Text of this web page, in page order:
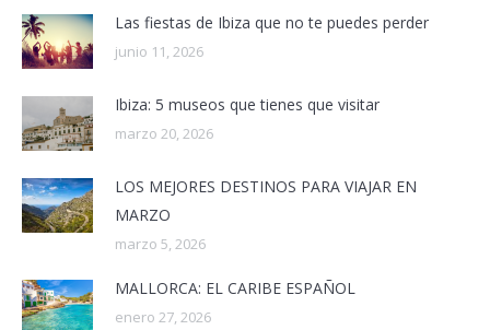
Las fiestas de Ibiza que no te puedes perder
junio 11, 2026
Ibiza: 5 museos que tienes que visitar
marzo 20, 2026
LOS MEJORES DESTINOS PARA VIAJAR EN
MARZO
marzo 5, 2026
MALLORCA: EL CARIBE ESPAÑOL
enero 27, 2026